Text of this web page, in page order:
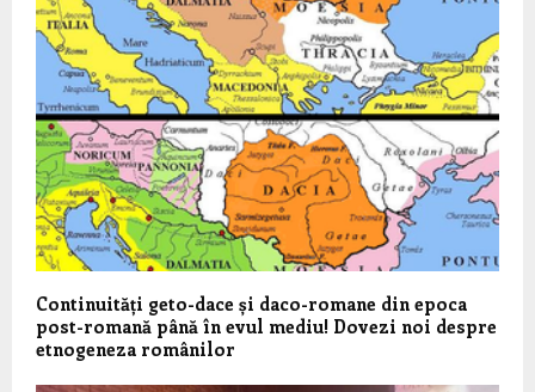
Continuități geto-dace și daco-romane din epoca
post-romană până în evul mediu! Dovezi noi despre
etnogeneza românilor